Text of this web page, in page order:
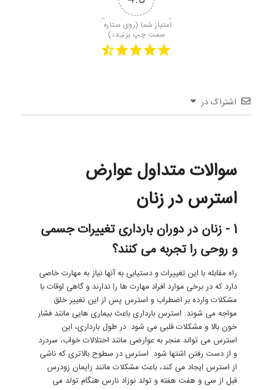
امتیاز شما (روی ستاره
سمت چپ بزنید↓)
اشتراک در
سوالات متداول عوارض
استرس در زنان
1 - زنان در دوران بارداری تغییرات جسمی
و روحی را تجربه می کنند؟
راه مقابله با این تغییرات و دستیابی به آنها نیاز به مهارت خاصی
دارد که در برخی موارد افراد مهارت ها را ندارند و گاهی اوقات با
مشکلات وارده بر اضطراب و استرس پس از این تغییر خلق
مواجه می شوند. استرس بارداری باعث بیماری هایی مانند فشار
خون بالا و مشکلات قلبی می شود. در طول بارداری، این
استرس می تواند منجر به عوارضی مانند اختلالات خواب، سردرد
و از دست رفتن اشتها شود. استرس در سطوح بالاتری که ناشی
از استرس ایجاد می کند، باعث مشکلات مانند زایمان زودرس
قبل از سی و هفت هفته و تولد نوزاد نارس هنگام تولد می